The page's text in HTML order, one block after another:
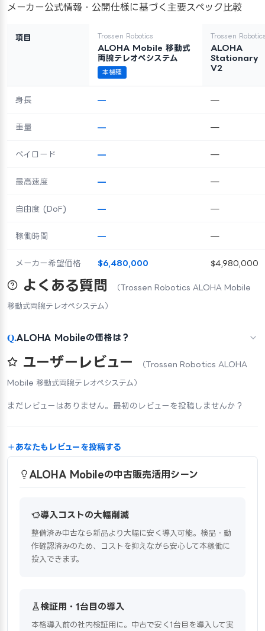
メーカー公式情報・公開仕様に基づく主要スペック比較
項目 Trossen Robotics
ALOHA Mobile 移動式
両腕テレオペシステム
本機種
Trossen
ALOHA
Stationary
V2
身長 — —
重量 — —
ペイロード — —
最高速度 — —
自由度 (DoF) — —
稼働時間 — —
メーカー希望価格 $6,480,000 $4,980,000
よくある質問 （Trossen Robotics ALOHA Mobile
移動式両腕テレオペシステム）
Q.ALOHA Mobileの価格は？
ユーザーレビュー （Trossen Robotics ALOHA
Mobile 移動式両腕テレオペシステム）
まだレビューはありません。最初のレビューを投稿しませんか？
あなたもレビューを投稿する
ALOHA Mobileの中古販売活用シーン
導入コストの大幅削減
整備済み中古なら新品より大幅に安く導入可能。検品・動
作確認済みのため、コストを抑えながら安心して本稼働に
投入できます。
検証用・1台目の導入
本格導入前の社内検証用に。中古で安く1台目を導入して実